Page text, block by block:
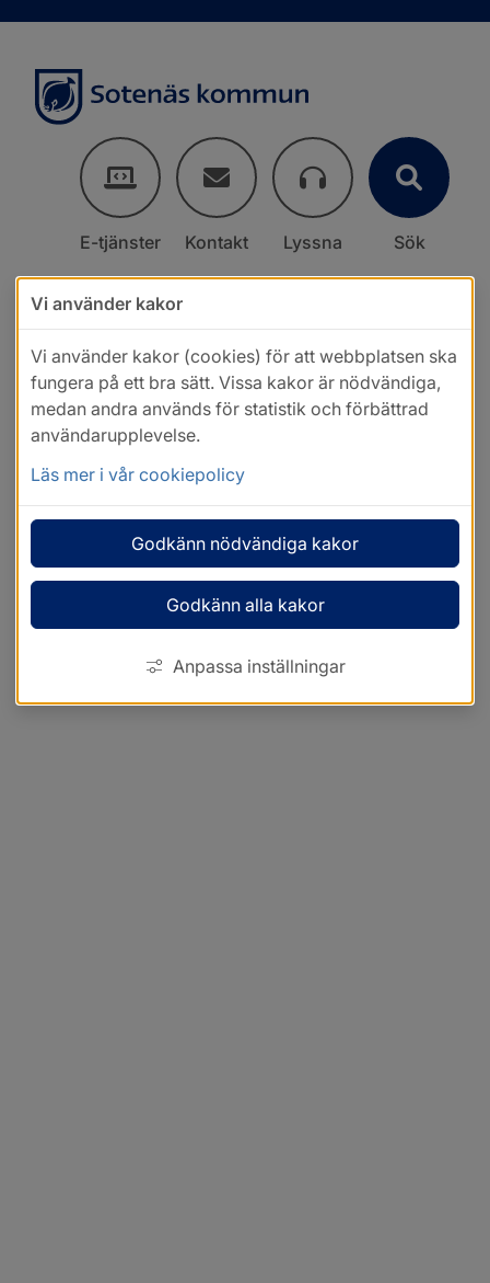
E-tjänster Kontakt Lyssna Sök
Vi använder kakor
Vi använder kakor (cookies) för att webbplatsen ska
fungera på ett bra sätt. Vissa kakor är nödvändiga,
medan andra används för statistik och förbättrad
användarupplevelse.
Läs mer i vår cookiepolicy
Godkänn nödvändiga kakor
Godkänn alla kakor
Anpassa inställningar